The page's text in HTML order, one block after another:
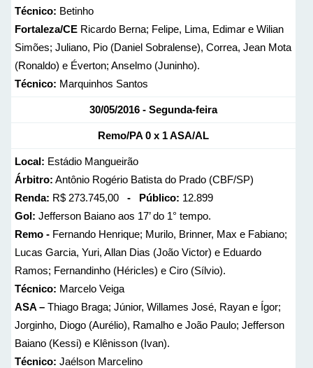
Técnico: Betinho
Fortaleza/CERicardo Berna; Felipe, Lima, Edimar e Wilian
Simões; Juliano, Pio (Daniel Sobralense), Correa, Jean Mota
(Ronaldo) e Éverton; Anselmo (Juninho).
Técnico: Marquinhos Santos
30/05/2016 - Segunda-feira
Remo/PA 0 x 1 ASA/AL
Local: Estádio Mangueirão
Árbitro: Antônio Rogério Batista do Prado (CBF/SP)
Renda: R$ 273.745,00 - Público: 12.899
Gol: Jefferson Baiano aos 17’ do 1° tempo.
Remo -Fernando Henrique; Murilo, Brinner, Max e Fabiano;
Lucas Garcia, Yuri, Allan Dias (João Victor) e Eduardo
Ramos; Fernandinho (Héricles) e Ciro (Sílvio).
Técnico: Marcelo Veiga
ASA –Thiago Braga; Júnior, Willames José, Rayan e Ígor;
Jorginho, Diogo (Aurélio), Ramalho e João Paulo; Jefferson
Baiano (Kessi) e Klênisson (Ivan).
Técnico: Jaélson Marcelino